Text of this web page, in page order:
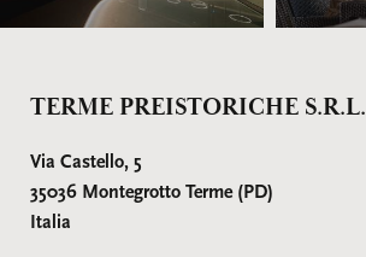
TERME PREISTORICHE S.R.L.
Via Castello, 5
35036 Montegrotto Terme (PD)
Italia